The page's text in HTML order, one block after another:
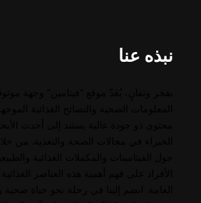
نبذه عنا